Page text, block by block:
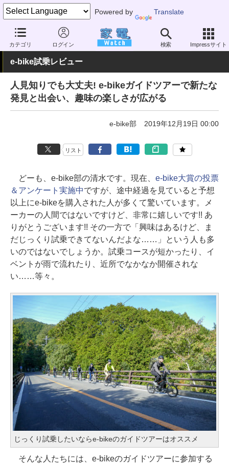
Powered by Translate
カテゴリ ログイン 検索 Impressサイト
家電 Watch その他・家電 アウトドア 電動自転車
e-bike試乗レビュー
人見知りでも大丈夫! e-bikeガイドツアーで新たな
発見と出会い、趣味の楽しさが広がる
e-bike部 2019年12月19日 00:00
リスト
どーも、e-bike部の清水です。現在、 e-bike大賞の投票
＆アンケート実施中ですが、途中経過を見ていると予想
以上にe-bikeを購入された人が多くて驚いています。メ
ーカーの人間ではないですけど、非常に嬉しいです!! あ
りがとうございます!! その一方で「興味はあるけど、ま
だじっくり試乗できてないんだよな……」という人も多
いのではないでしょうか。試乗コースが短かったり、イ
ベントが雨で流れたり、近所でなかなか開催されな
い……等々。
じっくり試乗したいならe-bikeのガイドツアーはオススメ
そんな人たちには、e-bikeのガイドツアーに参加する